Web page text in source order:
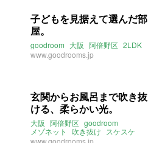
子どもを見据えて選んだ部
屋。
goodroom 大阪 阿倍野区 2LDK
www.goodrooms.jp
玄関からお風呂まで吹き抜
ける、柔らかい光。
大阪 阿倍野区 goodroom
メゾネット
吹き抜け
スケスケ
インナーテラス